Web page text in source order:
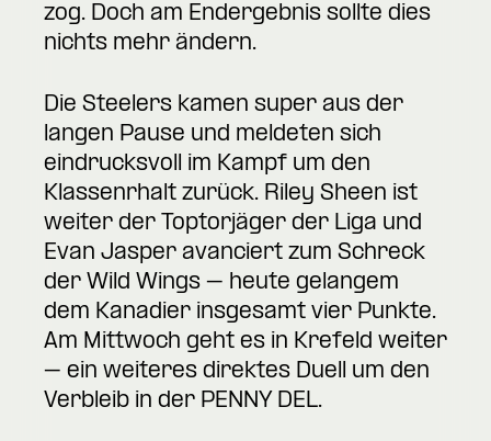
zog. Doch am Endergebnis sollte dies
nichts mehr ändern.
Die Steelers kamen super aus der
langen Pause und meldeten sich
eindrucksvoll im Kampf um den
Klassenrhalt zurück. Riley Sheen ist
weiter der Toptorjäger der Liga und
Evan Jasper avanciert zum Schreck
der Wild Wings – heute gelangem
dem Kanadier insgesamt vier Punkte.
Am Mittwoch geht es in Krefeld weiter
– ein weiteres direktes Duell um den
Verbleib in der PENNY DEL.